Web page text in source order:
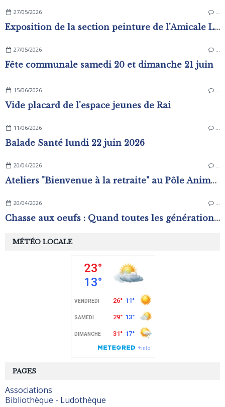
27/05/2026 …
Exposition de la section peinture de l'Amicale Laïque
27/05/2026 …
Fête communale samedi 20 et dimanche 21 juin
15/06/2026 …
Vide placard de l'espace jeunes de Rai
11/06/2026 …
Balade Santé lundi 22 juin 2026
20/04/2026 …
Ateliers "Bienvenue à la retraite" au Pôle Animation Pierre Sévin
20/04/2026 …
Chasse aux oeufs : Quand toutes les générations s'amusent !
PAGES
Associations
Bibliothèque - Ludothèque
MÉTÉO LOCALE